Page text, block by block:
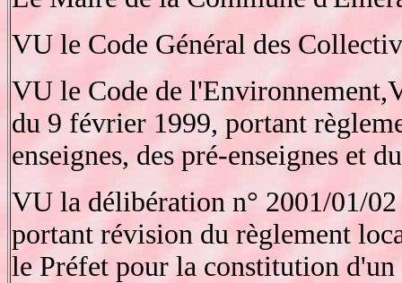
VU le Code Général des
VU le Code de
du 9 février 1999, portant
enseignes, des pré-enseignes et
VU la délibération n° 2001/01/
portant révision du règlement
le Préfet pour la constitution